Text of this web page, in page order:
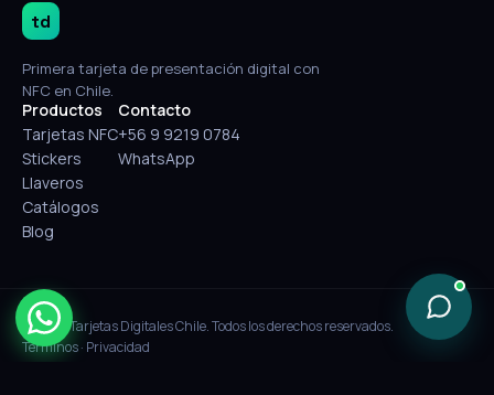
td
Primera tarjeta de presentación digital con
NFC en Chile.
Productos
Tarjetas NFC
Stickers
Llaveros
Catálogos
Blog
Contacto
+56 9 9219 0784
WhatsApp
© 2026 Tarjetas Digitales Chile. Todos los derechos reservados.
Términos· Privacidad